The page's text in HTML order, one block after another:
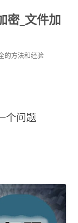
密_文件加
的方法和经验
个问题